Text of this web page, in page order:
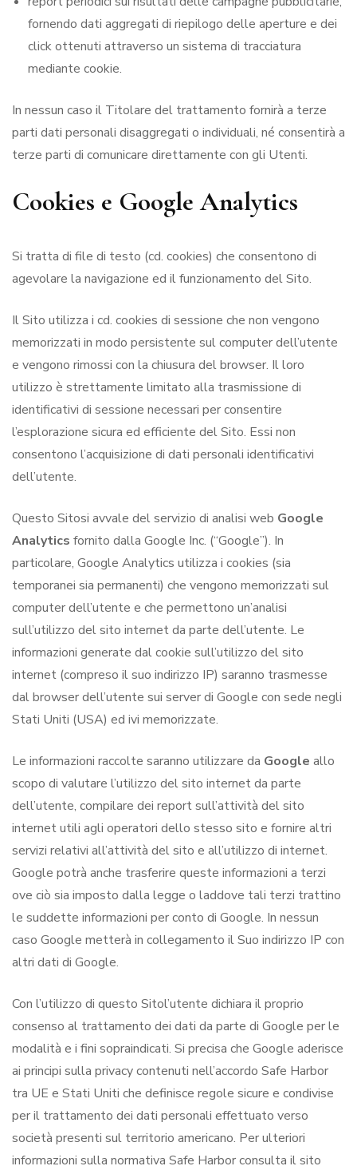
fornendo dati aggregati di riepilogo delle aperture e dei
click ottenuti attraverso un sistema di tracciatura
mediante cookie.
In nessun caso il Titolare del trattamento fornirà a terze
parti dati personali disaggregati o individuali, né consentirà a
terze parti di comunicare direttamente con gli Utenti.
Cookies e Google Analytics
Si tratta di file di testo (cd. cookies) che consentono di
agevolare la navigazione ed il funzionamento del Sito.
Il Sito utilizza i cd. cookies di sessione che non vengono
memorizzati in modo persistente sul computer dell’utente
e vengono rimossi con la chiusura del browser. Il loro
utilizzo è strettamente limitato alla trasmissione di
identificativi di sessione necessari per consentire
l’esplorazione sicura ed efficiente del Sito. Essi non
consentono l’acquisizione di dati personali identificativi
dell’utente.
Questo Sitosi avvale del servizio di analisi web Google
Analytics fornito dalla Google Inc. (“Google”). In
particolare, Google Analytics utilizza i cookies (sia
temporanei sia permanenti) che vengono memorizzati sul
computer dell’utente e che permettono un’analisi
sull’utilizzo del sito internet da parte dell’utente. Le
informazioni generate dal cookie sull’utilizzo del sito
internet (compreso il suo indirizzo IP) saranno trasmesse
dal browser dell’utente sui server di Google con sede negli
Stati Uniti (USA) ed ivi memorizzate.
Le informazioni raccolte saranno utilizzare da Google allo
scopo di valutare l’utilizzo del sito internet da parte
dell’utente, compilare dei report sull’attività del sito
internet utili agli operatori dello stesso sito e fornire altri
servizi relativi all’attività del sito e all’utilizzo di internet.
Google potrà anche trasferire queste informazioni a terzi
ove ciò sia imposto dalla legge o laddove tali terzi trattino
le suddette informazioni per conto di Google. In nessun
caso Google metterà in collegamento il Suo indirizzo IP con
altri dati di Google.
Con l’utilizzo di questo Sitol’utente dichiara il proprio
consenso al trattamento dei dati da parte di Google per le
modalità e i fini sopraindicati. Si precisa che Google aderisce
ai principi sulla privacy contenuti nell’accordo Safe Harbor
tra UE e Stati Uniti che definisce regole sicure e condivise
per il trattamento dei dati personali effettuato verso
società presenti sul territorio americano. Per ulteriori
informazioni sulla normativa Safe Harbor consulta il sito